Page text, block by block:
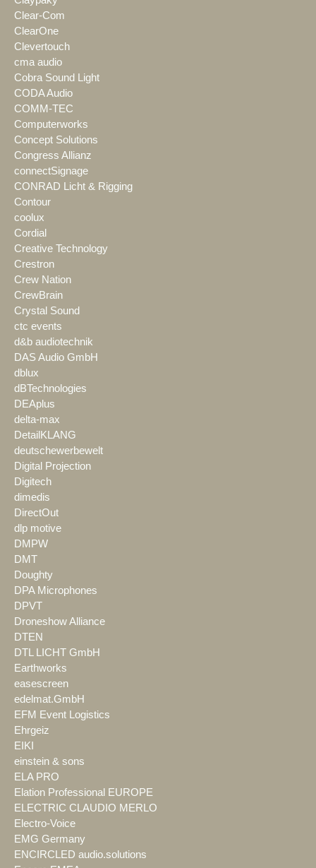
Clear-Com
ClearOne
Clevertouch
cma audio
Cobra Sound Light
CODA Audio
COMM-TEC
Computerworks
Concept Solutions
Congress Allianz
connectSignage
CONRAD Licht & Rigging
Contour
coolux
Cordial
Creative Technology
Crestron
Crew Nation
CrewBrain
Crystal Sound
ctc events
d&b audiotechnik
DAS Audio GmbH
dblux
dBTechnologies
DEAplus
delta-max
DetailKLANG
deutschewerbewelt
Digital Projection
Digitech
dimedis
DirectOut
dlp motive
DMPW
DMT
Doughty
DPA Microphones
DPVT
Droneshow Alliance
DTEN
DTL LICHT GmbH
Earthworks
easescreen
edelmat.GmbH
EFM Event Logistics
Ehrgeiz
EIKI
einstein & sons
ELA PRO
Elation Professional EUROPE
ELECTRIC CLAUDIO MERLO
Electro-Voice
EMG Germany
ENCIRCLED audio.solutions